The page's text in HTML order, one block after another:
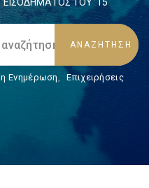
Ενημέρωση, Επιχειρήσεις